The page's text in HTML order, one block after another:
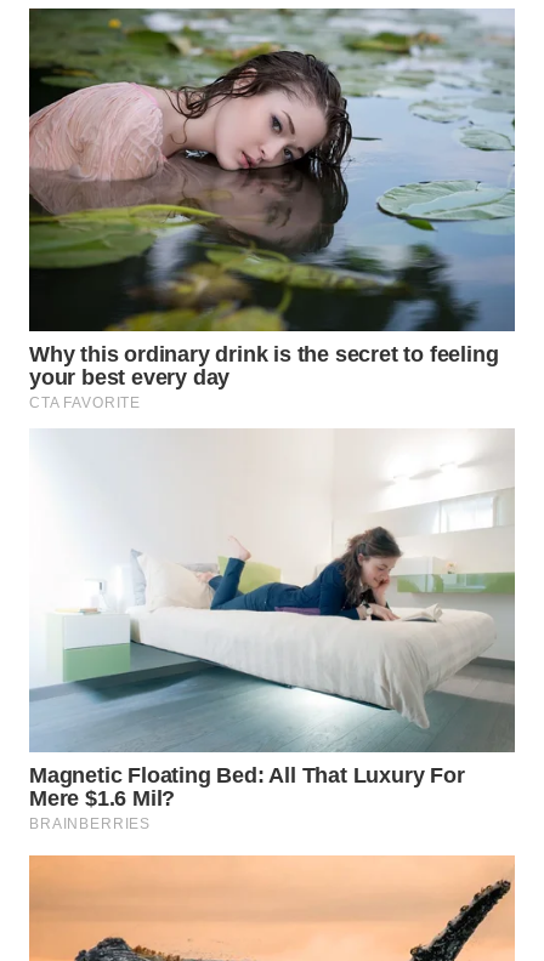
WN
DEPOK
WN
TAPANULI
UTARA
WN
SAMOSIR
PADANG
LAWAS
WN
KEPULAUAN
TANGERANG
WN
CIREBON